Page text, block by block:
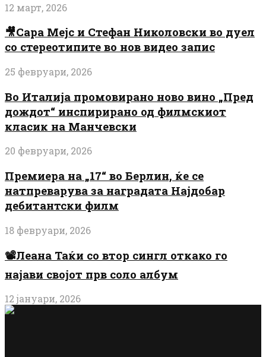
12 март, 2026
🎥Сара Мејс и Стефан Николовски во дуел
со стереотипите во нов видео запис
25 февруари, 2026
Во Италија промовирано ново вино „Пред
дождот“ инспирирано од филмскиот
класик на Манчевски
20 февруари, 2026
Премиера на „17“ во Берлин, ќе се
натпреварува за наградата Најдобар
дебитантски филм
18 февруари, 2026
📽️Леана Таќи со втор сингл откако го
најави својот прв соло албум
12 јануари, 2026